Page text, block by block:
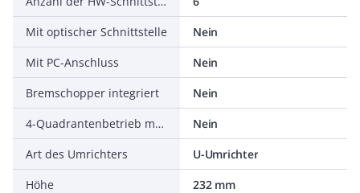
Mit optischer Schnittstelle
Nein
Mit PC-Anschluss
Nein
Bremschopper integriert
Nein
4-Quadrantenbetrieb möglich
Nein
Art des Umrichters
U-Umrichter
Höhe
232 mm